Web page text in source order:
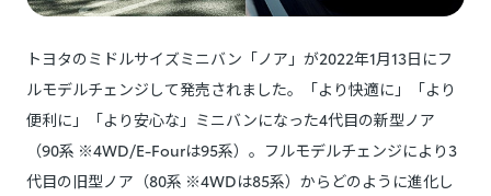
トヨタのミドルサイズミニバン「ノア」が2022年1月13日にフ
ルモデルチェンジして発売されました。「より快適に」「より
便利に」「より安心な」ミニバンになった4代目の新型ノア
（90系 ※4WD/E-Fourは95系）。フルモデルチェンジにより3
代目の旧型ノア（80系 ※4WDは85系）からどのように進化し